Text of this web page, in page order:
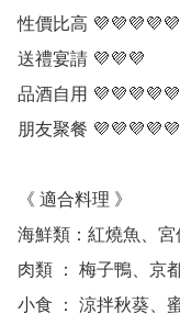
性價比高 💜💜💜💜💜
送禮宴請 💜💜💜
品酒自用 💜💜💜💜💜
朋友聚餐 💜💜💜💜💜
《 適合料理 》
海鮮類：紅燒魚、
肉類 ： 梅子鴨、京
小食 ： 涼拌秋葵、